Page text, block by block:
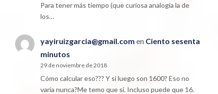
Para tener más tiempo (que curiosa analogía la de
los…
yayiruizgarcia@gmail.com en Ciento sesenta
minutos
29 de noviembre de 2018
Cómo calcular eso??? Y si luego son 1600? Eso no
varía nunca?Me temo que sí. Incluso puede que 16.